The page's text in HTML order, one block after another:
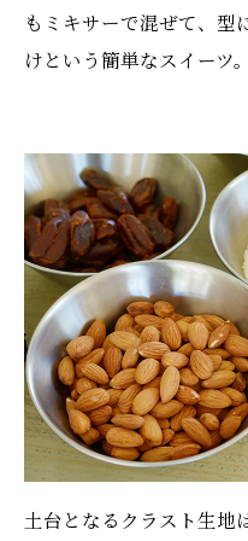
もミキサーで混ぜて、型
けという簡単なスイーツ。
土台となるクラスト生地